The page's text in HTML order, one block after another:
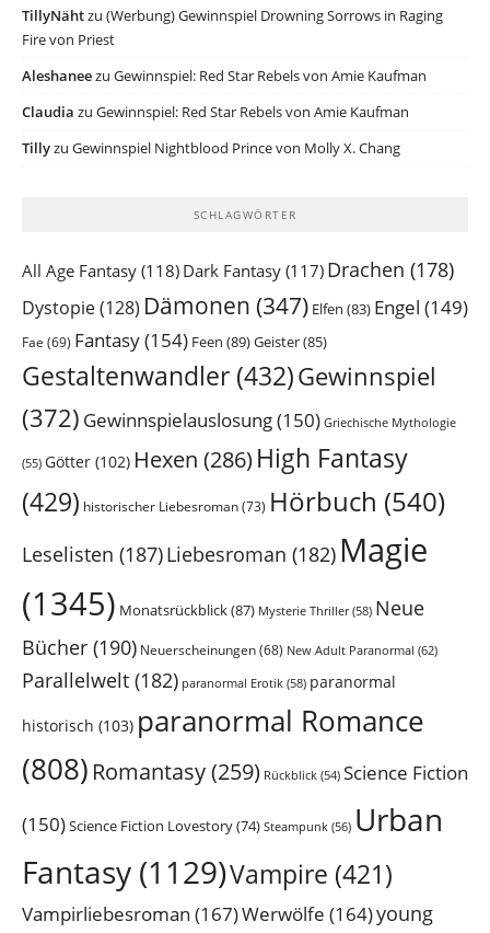
TillyNähtzu (Werbung) Gewinnspiel Drowning Sorrows in Raging
Fire von Priest
Aleshaneezu Gewinnspiel: Red Star Rebels von Amie Kaufman
Claudia zu Gewinnspiel: Red Star Rebels von Amie Kaufman
Tillyzu Gewinnspiel Nightblood Prince von Molly X. Chang
SCHLAGWÖRTER
All Age Fantasy (118) Dark Fantasy (117) Drachen (178)
Dystopie(128) Dämonen (347) Elfen (83) Engel (149)
Fae (69) Fantasy(154) Feen (89)Geister(85)
Gestaltenwandler (432)Gewinnspiel
(372) Gewinnspielauslosung(150) Griechische Mythologie
(55) Götter (102) Hexen (286) High Fantasy
(429) historischer Liebesroman(73) Hörbuch (540)
Leselisten (187)Liebesroman (182) Magie
(1345) Monatsrückblick(87) Mysterie Thriller(58) Neue
Bücher (190) Neuerscheinungen(68) New Adult Paranormal (62)
Parallelwelt (182) paranormal Erotik (58) paranormal
historisch (103) paranormal Romance
(808) Romantasy(259) Rückblick (54) Science Fiction
(150)Science Fiction Lovestory(74) Steampunk (56) Urban
Fantasy (1129)Vampire (421)
Vampirliebesroman (167)Werwölfe (164)young